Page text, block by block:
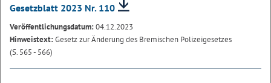
Gesetzblatt 2023 Nr. 110
Veröffentlichungsdatum:04.12.2023
Hinweistext:Gesetz zur Änderung des Bremischen Polizeigesetzes
(S. 565 - 566)